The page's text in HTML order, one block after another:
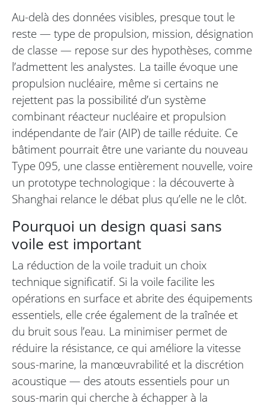
Au-delà des données visibles, presque tout le
reste — type de propulsion, mission, désignation
de classe — repose sur des hypothèses, comme
l’admettent les analystes. La taille évoque une
propulsion nucléaire, même si certains ne
rejettent pas la possibilité d’un système
combinant réacteur nucléaire et propulsion
indépendante de l’air (AIP) de taille réduite. Ce
bâtiment pourrait être une variante du nouveau
Type 095, une classe entièrement nouvelle, voire
un prototype technologique : la découverte à
Shanghai relance le débat plus qu’elle ne le clôt.
Pourquoi un design quasi sans
voile est important
La réduction de la voile traduit un choix
technique significatif. Si la voile facilite les
opérations en surface et abrite des équipements
essentiels, elle crée également de la traînée et
du bruit sous l’eau. La minimiser permet de
réduire la résistance, ce qui améliore la vitesse
sous-marine, la manœuvrabilité et la discrétion
acoustique — des atouts essentiels pour un
sous-marin qui cherche à échapper à la